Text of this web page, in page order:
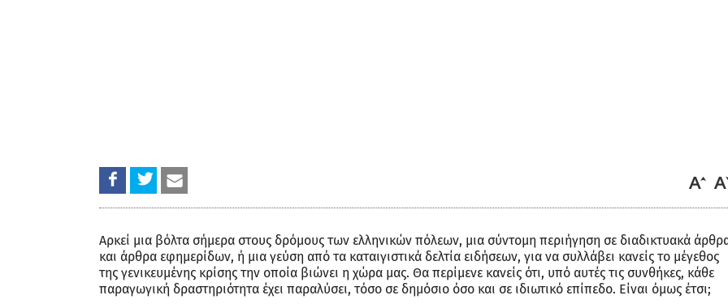
Αρκεί μια βόλτα σήμερα στους δρόμους των ελληνικών πόλεων, μια σύντομη περιήγηση σε διαδικτυακά
και άρθρα εφημερίδων, ή μια γεύση από τα καταιγιστικά δελτία ειδήσεων, για να συλλάβει κανείς το μέγεθος
της γενικευμένης κρίσης την οποία βιώνει η χώρα μας. Θα περίμενε κανείς ότι, υπό αυτές τις συνθήκες, κάθε
παραγωγική δραστηριότητα έχει παραλύσει, τόσο σε δημόσιο όσο και σε ιδιωτικό επίπεδο. Είναι όμως έτσι;